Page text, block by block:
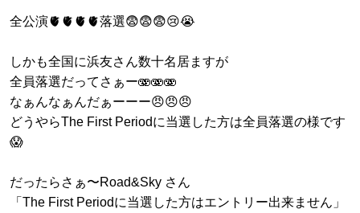
全公演🫀🫀🫀🫀落選😨😨😨😢😭
しかも全国に浜友さん数十名居ますが
全員落選だってさぁー🫨🫨🫨
なぁんなぁんだぁーーー😠😠😠
どうやらThe First Periodに当選した方は全員落選の様です
😱
だったらさぁ〜Road&Sky さん
「The First Periodに当選した方はエントリー出来ません」